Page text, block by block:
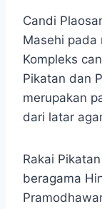
Candi
Masehi pada
Kompleks
Pikatan dan
merupakan
dari latar
Rakai
beragama